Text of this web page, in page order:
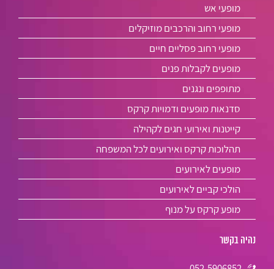
מופעי אש
מופעי רחוב והרכבים מוזיקלים
מופעי רחוב פסליים חיים
מופעים לקבלות פנים
מתופפים ונגנים
סדנאות מופעים ודמויות קרקס
קייטנות ואירועי חגים לקהילה
תהלוכות קרקס ואירועים לכל המשפחה
מופעים לאירועים
הולכי קביים לאירועים
מופע קרקס על מנוף
נהיה בקשר